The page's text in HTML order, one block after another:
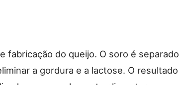
fabricação do queijo. O soro é separado
a gordura e a lactose. O resultado